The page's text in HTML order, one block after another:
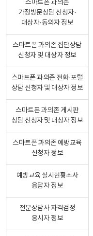
스마트폰 과의존
가정방문상담 신청자·
대상자·동의자 정보
스마트폰 과의존 집단상담
신청자 및 대상자 정보
스마트폰 과의존 전화·포털
상담 신청자 및 대상자 정보
스마트폰 과의존 게시판
상담 신청자 및 대상자 정보
스마트폰 과의존 예방교육
신청자 정보
예방교육 실시현황조사
응답자 정보
전문상담사 자격검정
응시자 정보